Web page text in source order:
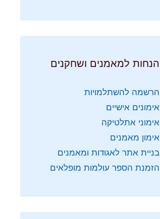
הנחות למאמנים ושחקנים
הרשמה להשתלמויות
אימונים אישיים
אימוני אתלטיקה
אימון מאמנים
בניית אתר לאגודות ומאמנים
הזמנת הספר עולמות מופלאים